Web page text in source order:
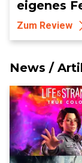
eigenes
Zum Review
News /